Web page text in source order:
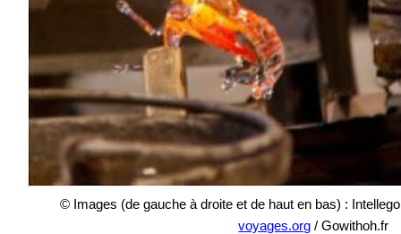
© Images (de gauche à droite et de haut en bas) :
voyages.org / Gowithoh.fr